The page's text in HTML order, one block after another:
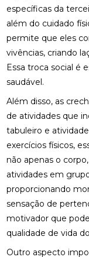
específicas da
além do cuidado
permite que eles
vivências, criando
Essa troca social é
saudável.
Além disso, as
de atividades que
tabuleiro e
exercícios físicos,
não apenas o
atividades em
proporcionando
sensação de
motivador que
qualidade de vida
Outro aspecto